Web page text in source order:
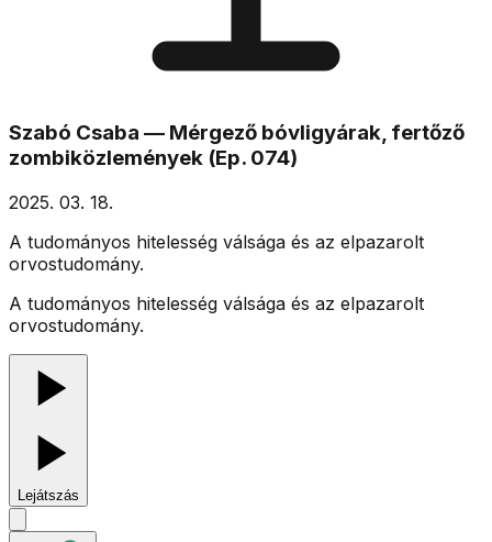
Szabó Csaba — Mérgező bóvligyárak, fertőző
zombiközlemények (Ep. 074)
2025. 03. 18.
A tudományos hitelesség válsága és az elpazarolt
orvostudomány.
A tudományos hitelesség válsága és az elpazarolt
orvostudomány.
Lejátszás